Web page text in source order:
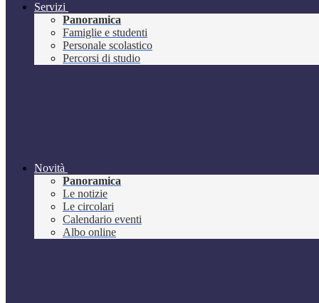
Servizi
Panoramica
Famiglie e studenti
Personale scolastico
Percorsi di studio
Novità
Panoramica
Le notizie
Le circolari
Calendario eventi
Albo online